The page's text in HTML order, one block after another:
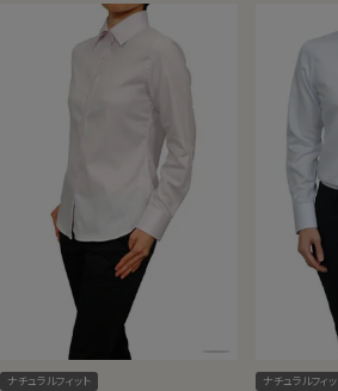
ナチュラルフィット ナチュラルフィ